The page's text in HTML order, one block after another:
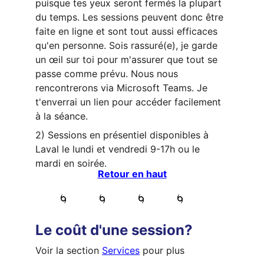
Le coût d'une session?
Voir la section Services pour plus
puisque tes yeux seront fermés la plupart
du temps. Les sessions peuvent donc être
faite en ligne et sont tout aussi efficaces
qu'en personne. Sois rassuré(e), je garde
un œil sur toi pour m'assurer que tout se
passe comme prévu. Nous nous
rencontrerons via Microsoft Teams. Je
t'enverrai un lien pour accéder facilement
à la séance.
2) Sessions en présentiel disponibles à
Laval le lundi et vendredi 9-17h ou le
mardi en soirée.
        🌀          🌀          🌀          🌀
Retour en haut